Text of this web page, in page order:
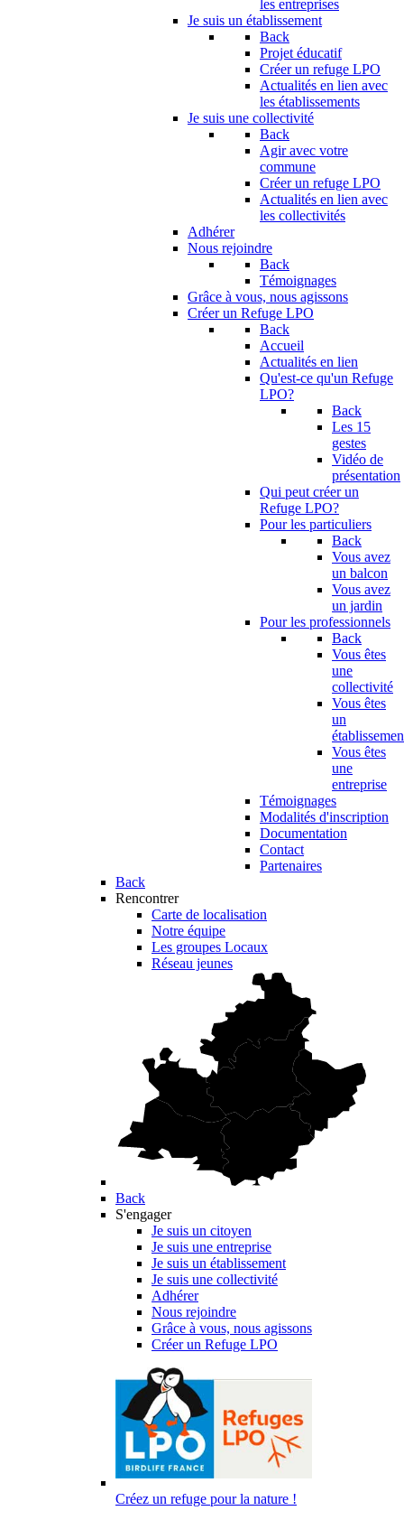
les entreprises
Je suis un établissement
Back
Projet éducatif
Créer un refuge LPO
Actualités en lien avec
les établissements
Je suis une collectivité
Back
Agir avec votre
commune
Créer un refuge LPO
Actualités en lien avec
les collectivités
Adhérer
Nous rejoindre
Back
Témoignages
Grâce à vous, nous agissons
Créer un Refuge LPO
Back
Accueil
Actualités en lien
Qu'est-ce qu'un Refuge
LPO?
Back
Les 15
gestes
Vidéo de
présentation
Qui peut créer un
Refuge LPO?
Pour les particuliers
Back
Vous avez
un balcon
Vous avez
un jardin
Pour les professionnels
Back
Vous êtes
une
collectivité
Vous êtes
un
Vous êtes
une
entreprise
Témoignages
Modalités d'inscription
Documentation
Contact
Partenaires
Back
Rencontrer
Carte de localisation
Notre équipe
Les groupes Locaux
Réseau jeunes
Back
S'engager
Je suis un citoyen
Je suis une entreprise
Je suis un établissement
Je suis une collectivité
Adhérer
Nous rejoindre
Grâce à vous, nous agissons
Créer un Refuge LPO
Créez un refuge pour la nature !